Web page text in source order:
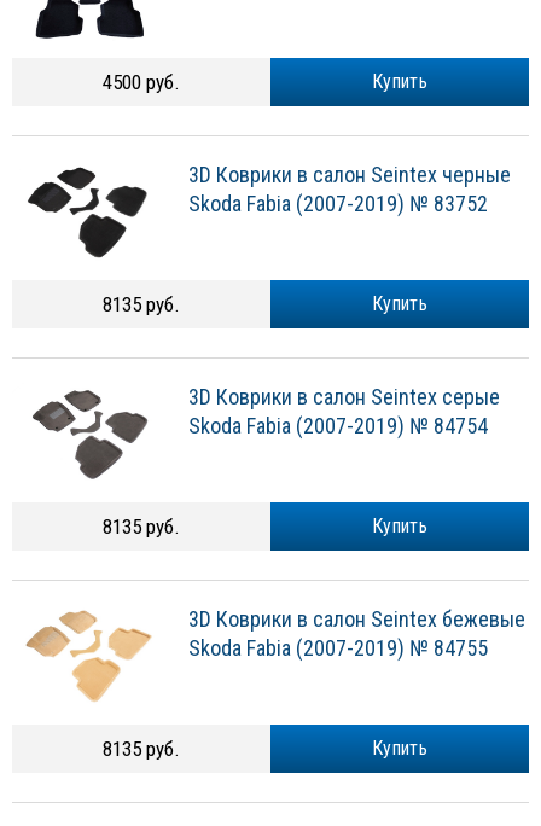
Купить
4500 руб.
3D Коврики в салон Seintex черные
Skoda Fabia (2007-2019) № 83752
Купить
8135 руб.
3D Коврики в салон Seintex серые
Skoda Fabia (2007-2019) № 84754
Купить
8135 руб.
3D Коврики в салон Seintex бежевые
Skoda Fabia (2007-2019) № 84755
Купить
8135 руб.